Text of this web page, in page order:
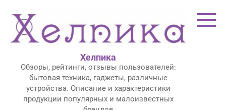
контенту
Хелпика
Обзоры, рейтинги, отзывы пользователей:
бытовая техника, гаджеты, различные
устройства. Описание и характеристики
продукции популярных и малоизвестных